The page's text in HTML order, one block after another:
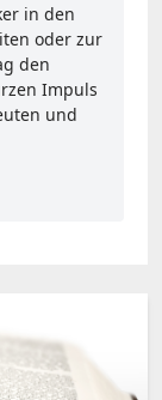
in den
oder zur
den
Impuls
und